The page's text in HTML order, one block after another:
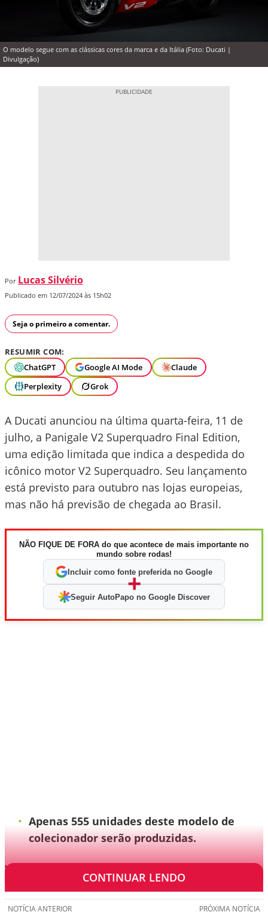
O modelo segue com as clássicas cores da marca e da Itália (Foto: Ducati |
Divulgação)
Por Lucas Silvério
Publicado em 12/07/2024 às 15h02
Seja o primeiro a comentar.
RESUMIR COM:
ChatGPT
Google AI Mode
Claude
Perplexity
Grok
A Ducati anunciou na última quarta-feira, 11 de
julho, a Panigale V2 Superquadro Final Edition,
uma edição limitada que indica a despedida do
icônico motor V2 Superquadro. Seu lançamento
está previsto para outubro nas lojas europeias,
mas não há previsão de chegada ao Brasil.
NÃO FIQUE DE FORA do que acontece de mais importante no
mundo sobre rodas!
Incluir como fonte preferida no Google
+
Seguir AutoPapo no Google Discover
Apenas 555 unidades deste modelo de
colecionador serão produzidas.
VEJA TAMBÉM:
CONTINUAR LENDO
PRÓXIMA NOTÍCIA
NOTÍCIA ANTERIOR